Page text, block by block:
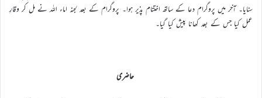
سنایا۔ آخر میں پروگرام دعا کے ساتھ اختتام پذیر ہوا۔ پروگرام کے بعد لجنہ اماء اللہ نے مل کر وقارِ
عمل کیا جس کے بعد کھانا پیش کیا گیا۔
حاضری